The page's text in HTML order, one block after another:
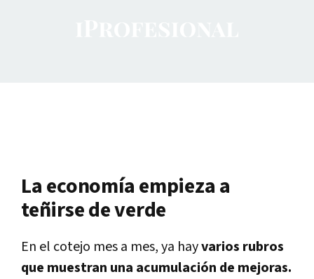
La economía empieza a
teñirse de verde
En el cotejo mes a mes, ya hayvarios rubros
que muestran una acumulación de mejoras.